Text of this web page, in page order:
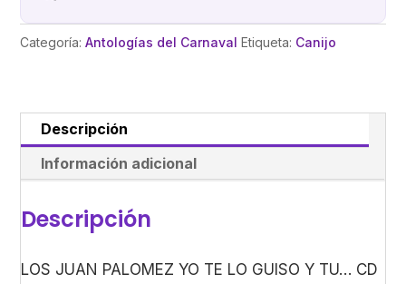
cantidad
Categoría:Antologías del Carnaval Etiqueta: Canijo
Descripción
Información adicional
Descripción
LOS JUAN PALOMEZ YO TE LO GUISO Y TU… CD